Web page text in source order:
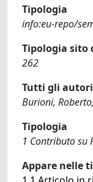
Tipologia
info:eu-repo/
Tipologia sito
262
Tutti gli autori
Burioni,
Tipologia
1 Contributo su
Appare nelle